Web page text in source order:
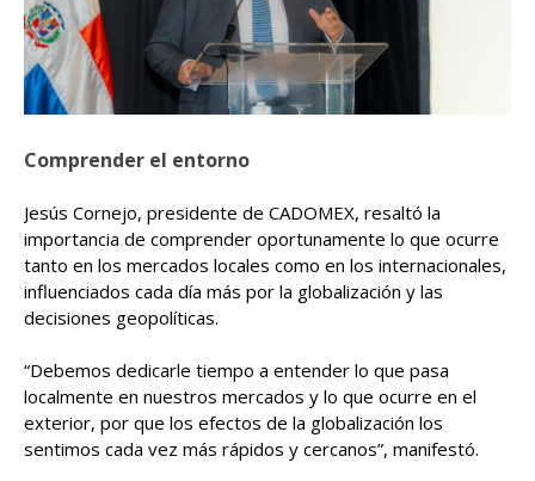
Comprender el entorno
Jesús Cornejo, presidente de CADOMEX, resaltó la
importancia de comprender oportunamente lo que ocurre
tanto en los mercados locales como en los internacionales,
influenciados cada día más por la globalización y las
decisiones geopolíticas.
“Debemos dedicarle tiempo a entender lo que pasa
localmente en nuestros mercados y lo que ocurre en el
exterior, por que los efectos de la globalización los
sentimos cada vez más rápidos y cercanos”, manifestó.